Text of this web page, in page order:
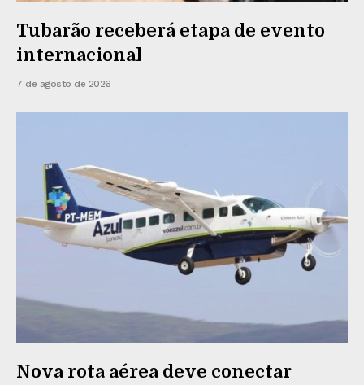
Tubarão receberá etapa de evento
internacional
7 de agosto de 2026
Nova rota aérea deve conectar